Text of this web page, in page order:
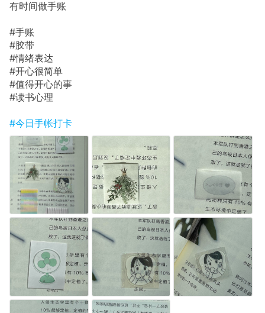
有时间做手账
#手账
#胶带
#情绪表达
#开心很简单
#值得开心的事
#读书心理
#今日手帐打卡